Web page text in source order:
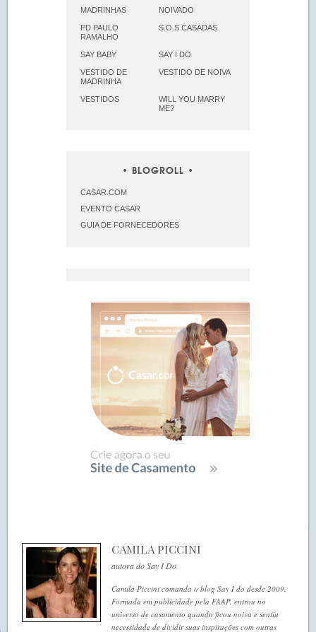
MADRINHAS NOIVADO
PD PAULO
RAMALHO
S.O.S CASADAS
SAY BABY SAY I DO
VESTIDO DE
MADRINHA
VESTIDO DE NOIVA
VESTIDOS
WILL YOU MARRY
ME?
BLOGROLL
CASAR.COM
EVENTO CASAR
GUIA DE FORNECEDORES
CAMILA PICCINI
autora do Say I Do
Camila Piccini comanda o blog Say I do desde 2009.
Formada em publicidade pela FAAP, entrou no
universo de casamento quando ficou noiva e sentiu
necessidade de dividir suas inspirações com outras